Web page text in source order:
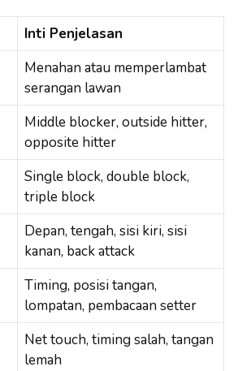
Inti Penjelasan
Menahan atau memperlambat
serangan lawan
Middle blocker, outside hitter,
opposite hitter
Single block, double block,
triple block
Depan, tengah, sisi kiri, sisi
kanan, back attack
Timing, posisi tangan,
lompatan, pembacaan setter
Net touch, timing salah, tangan
lemah